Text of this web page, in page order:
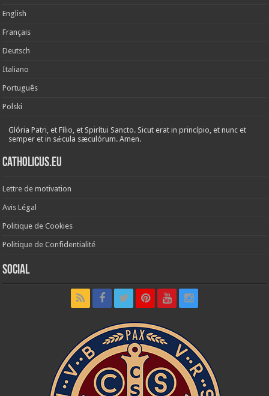
English
Français
Deutsch
Italiano
Português
Polski
Glória Patri, et Fílio, et Spirítui Sancto. Sicut erat in princípio, et nunc et
semper et in sǽcula sæculórum. Amen.
Catholicus.eu
Lettre de motivation
Avis Légal
Politique de Cookies
Politique de Confidentialité
Social